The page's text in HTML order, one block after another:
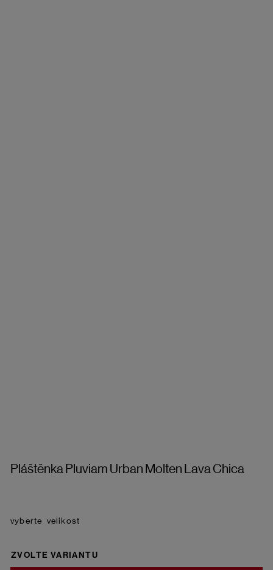
Pláštěnka Pluviam Urban Molten Lava Chica
velikost
ZVOLTE VARIANTU